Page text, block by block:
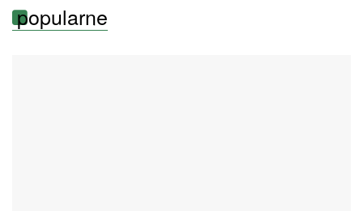
popularne